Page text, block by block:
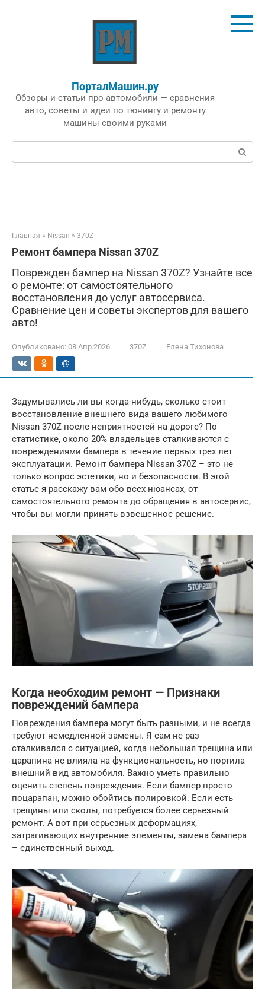
ПорталМашин.ру
Обзоры и статьи про автомобили — сравнения
авто, советы и идеи по тюнингу и ремонту
машины своими руками
Поиск:
Главная » Nissan » 370Z
Ремонт бампера Nissan 370Z
Поврежден бампер на Nissan 370Z? Узнайте все
о ремонте: от самостоятельного
восстановления до услуг автосервиса.
Сравнение цен и советы экспертов для вашего
авто!
Опубликовано: 08.Апр.2026 370Z Елена Тихонова
Задумывались ли вы когда-нибудь, сколько стоит
восстановление внешнего вида вашего любимого
Nissan 370Z после неприятностей на дороге? По
статистике, около 20% владельцев сталкиваются с
повреждениями бампера в течение первых трех лет
эксплуатации. Ремонт бампера Nissan 370Z – это не
только вопрос эстетики, но и безопасности. В этой
статье я расскажу вам обо всех нюансах, от
самостоятельного ремонта до обращения в автосервис,
чтобы вы могли принять взвешенное решение.
Когда необходим ремонт — Признаки
повреждений бампера
Повреждения бампера могут быть разными, и не всегда
требуют немедленной замены. Я сам не раз
сталкивался с ситуацией, когда небольшая трещина или
царапина не влияла на функциональность, но портила
внешний вид автомобиля. Важно уметь правильно
оценить степень повреждения. Если бампер просто
поцарапан, можно обойтись полировкой. Если есть
трещины или сколы, потребуется более серьезный
ремонт. А вот при серьезных деформациях,
затрагивающих внутренние элементы, замена бампера
– единственный выход.